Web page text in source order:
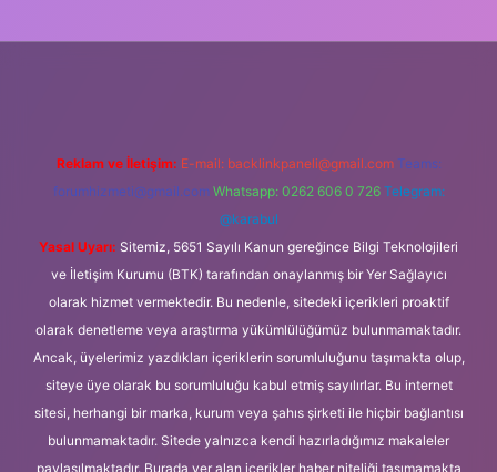
Reklam ve İletişim: E-mail: backlinkpaneli@gmail.com Teams:
forumhizmeti@gmail.com Whatsapp: 0262 606 0 726 Telegram:
@karabul
Yasal Uyarı: Sitemiz, 5651 Sayılı Kanun gereğince Bilgi Teknolojileri
ve İletişim Kurumu (BTK) tarafından onaylanmış bir Yer Sağlayıcı
olarak hizmet vermektedir. Bu nedenle, sitedeki içerikleri proaktif
olarak denetleme veya araştırma yükümlülüğümüz bulunmamaktadır.
Ancak, üyelerimiz yazdıkları içeriklerin sorumluluğunu taşımakta olup,
siteye üye olarak bu sorumluluğu kabul etmiş sayılırlar. Bu internet
sitesi, herhangi bir marka, kurum veya şahıs şirketi ile hiçbir bağlantısı
bulunmamaktadır. Sitede yalnızca kendi hazırladığımız makaleler
paylaşılmaktadır. Burada yer alan içerikler haber niteliği taşımamakta